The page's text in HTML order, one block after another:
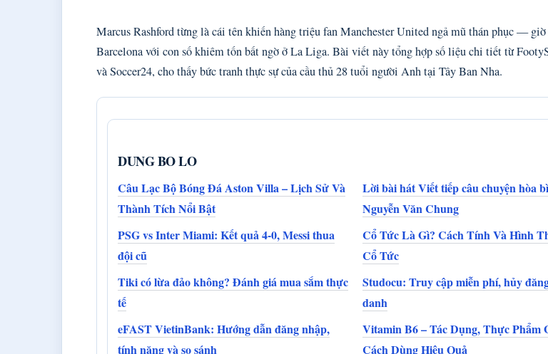
Marcus Rashford từng là cái tên khiến hàng triệu fan Manchester United ngả mũ thán phục — giờ
Barcelona với con số khiêm tốn bất ngờ ở La Liga. Bài viết này tổng hợp số liệu chi tiết từ
và Soccer24, cho thấy bức tranh thực sự của cầu thủ 28 tuổi người Anh tại Tây Ban Nha.
DUNG BO LO
Câu Lạc Bộ Bóng Đá Aston Villa – Lịch Sử Và
Thành Tích Nổi Bật
Lời bài hát Viết tiếp câu chuyện hòa
Nguyễn Văn Chung
PSG vs Inter Miami: Kết quả 4-0, Messi thua
đội cũ
Cổ Tức Là Gì? Cách Tính Và Hình
Cổ Tức
Tiki có lừa đảo không? Đánh giá mua sắm thực
tế
Studocu: Truy cập miễn phí, hủy
danh
eFAST VietinBank: Hướng dẫn đăng nhập,
tính năng và so sánh
Vitamin B6 – Tác Dụng, Thực Phẩm
Cách Dùng Hiệu Quả